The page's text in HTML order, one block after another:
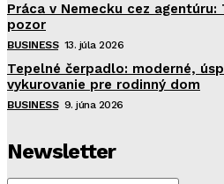
Práca v Nemecku cez
pozor
BUSINESS 13. júla 2026
Tepelné čerpadlo: moderné,
vykurovanie pre rodinný dom
BUSINESS 9. júna 2026
Newsletter